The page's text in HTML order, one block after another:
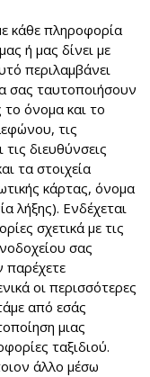
κάθε πληροφορία
ή μας δίνει με
περιλαμβάνει
σας ταυτοποιήσουν
το όνομα και το
τις
τις διευθύνσεις
τα στοιχεία
κάρτας, όνομα
λήξης). Ενδέχεται
σχετικά με τις
σας
παρέχετε
οι περισσότερες
από εσάς
μιας
ταξιδιού.
άλλο μέσω